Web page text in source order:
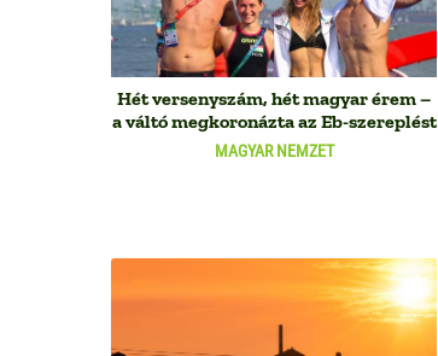
MAGYAR NEMZET
Hét versenyszám, hét magyar érem –
a váltó megkoronázta az Eb-szereplést